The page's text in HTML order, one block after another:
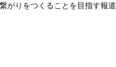
がりをつくることを目指す報道